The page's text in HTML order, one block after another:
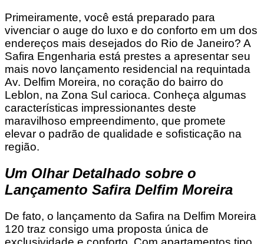
Primeiramente, você está preparado para
vivenciar o auge do luxo e do conforto em um dos
endereços mais desejados do Rio de Janeiro? A
Safira Engenharia está prestes a apresentar seu
mais novo lançamento residencial na requintada
Av. Delfim Moreira, no coração do bairro do
Leblon, na Zona Sul carioca. Conheça algumas
características impressionantes deste
maravilhoso empreendimento, que promete
elevar o padrão de qualidade e sofisticação na
região.
Um Olhar Detalhado sobre o
Lançamento Safira Delfim Moreira
De fato, o lançamento da Safira na Delfim Moreira
120 traz consigo uma proposta única de